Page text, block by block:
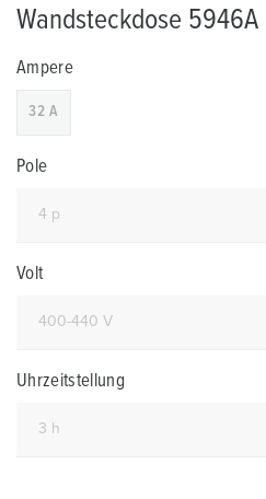
Wandsteckdose 5946A
Ampere
32 A
Pole
Volt
Uhrzeitstellung